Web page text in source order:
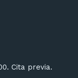
Cita previa.